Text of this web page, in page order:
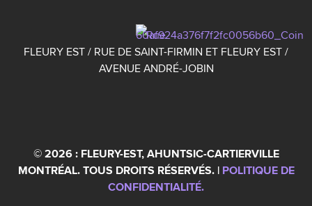
FLEURY EST / RUE DE SAINT-FIRMIN ET FLEURY EST /
AVENUE ANDRÉ-JOBIN
© 2026 : FLEURY-EST, AHUNTSIC-CARTIERVILLE
MONTRÉAL. TOUS DROITS RÉSERVÉS. | POLITIQUE DE
CONFIDENTIALITÉ.